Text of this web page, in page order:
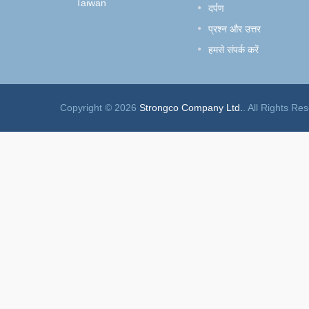
Taiwan
दर्पण
प्रश्न और उत्तर
हमसे संपर्क करें
Copyright © 2026 Strongco Company Ltd.. All Rights